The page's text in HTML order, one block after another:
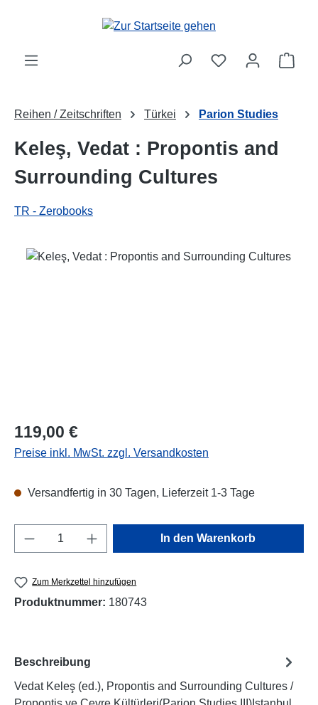
Zum Hauptinhalt springen
Reihen / Zeitschriften Türkei Parion Studies
Keleş, Vedat : Propontis and
Surrounding Cultures
TR - Zerobooks
Bildergalerie überspringen
Regulärer Preis:
119,00 €
Preise inkl. MwSt. zzgl. Versandkosten
Versandfertig in 30 Tagen, Lieferzeit 1-3 Tage
Produkt Anzahl: Gib den gewünschten
In den Warenkorb
Zum Merkzettel hinzufügen
Produktnummer: 180743
Beschreibung
Vedat Keleş (ed.), Propontis and Surrounding Cultures /